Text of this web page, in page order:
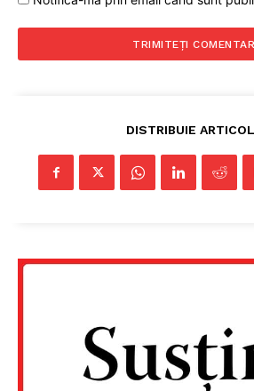
DISTRIBUIE